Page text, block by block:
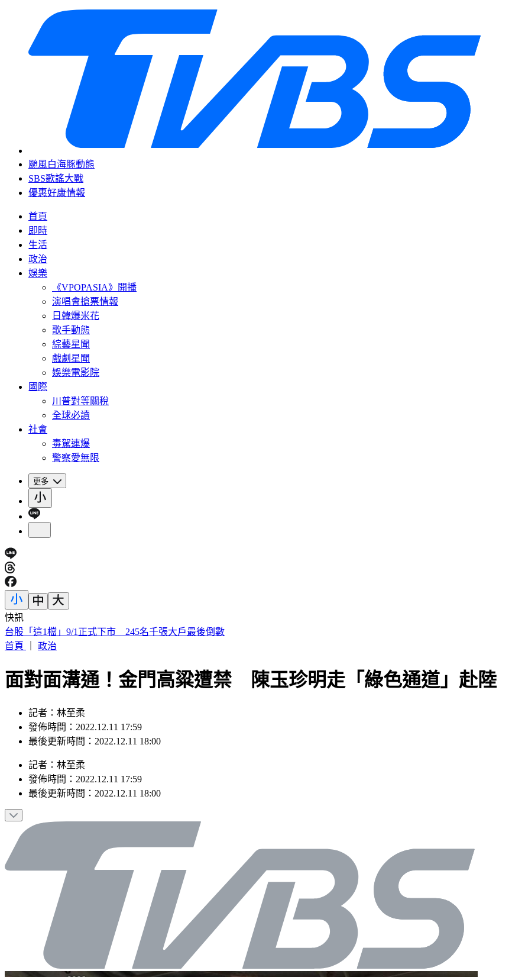
颱風白海豚動態
SBS歌謠大戰
優惠好康情報
首頁
即時
生活
政治
娛樂
《VPOPASIA》開播
演唱會搶票情報
日韓爆米花
歌手動態
綜藝星聞
戲劇星聞
娛樂電影院
國際
川普對等關稅
全球必讀
社會
毒駕連爆
警察愛無限
更多
快訊
要助理颱風天「肉身護植栽」 愛莉莎莎挨轟無奈曝原因
首頁
政治
面對面溝通！金門高粱遭禁 陳玉珍明走「綠色通道」赴陸
記者：林至柔
發佈時間：2022.12.11 17:59
最後更新時間：2022.12.11 18:00
記者 ： 林至柔
發佈時間： 2022.12.11 17:59
最後更新時間： 2022.12.11 18:00